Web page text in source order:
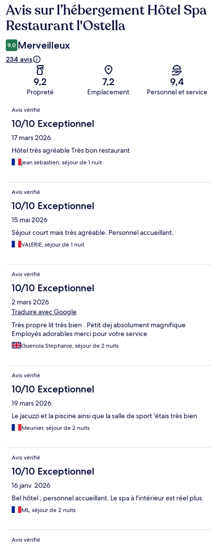
Avis
Avis sur l’hébergement Hôtel Spa
Restaurant l'Ostella
9,0 Merveilleux
234 avis
9,2
Propreté
7,2
Emplacement
9,4
Personnel et service
Avis
Avis vérifié
10/10 Exceptionnel
17 mars 2026
Hôtel très agréable Très bon restaurant
jean sebastien, séjour de 1 nuit
Avis vérifié
10/10 Exceptionnel
15 mai 2026
Séjour court mais très agréable. Personnel accueillant.
VALERIE, séjour de 1 nuit
Avis vérifié
10/10 Exceptionnel
2 mars 2026
Traduire avec Google
Très propre lit très bien . Petit dej absolument magnifique
Employés adorables merci pour votre service
Guenola Stephanie, séjour de 2 nuits
Avis vérifié
10/10 Exceptionnel
19 mars 2026
Le jacuzzi et la piscine ainsi que la salle de sport 'étais très bien
Meunier, séjour de 2 nuits
Avis vérifié
10/10 Exceptionnel
16 janv. 2026
Bel hôtel , personnel accueillant. Le spa à l'intérieur est réel plus.
ML, séjour de 2 nuits
Avis vérifié